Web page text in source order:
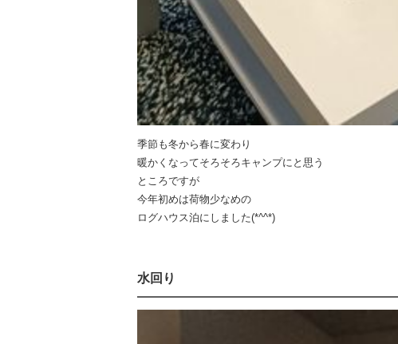
季節も冬から春に変わり
暖かくなってそろそろキャンプにと思う
ところですが
今年初めは荷物少なめの
ログハウス泊にしました(*^^*)
水回り